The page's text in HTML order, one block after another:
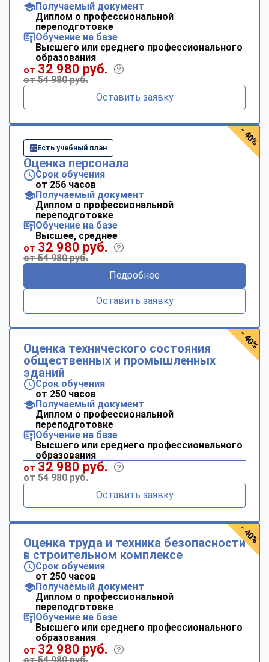
Получаемый документ
Диплом о профессиональной
переподготовке
Обучение на базе
Высшего или среднего профессионального
образования
от 32 980 руб.
от 54 980 руб.
Оставить заявку
Есть учебный план
Оценка персонала
Срок обучения
от 256 часов
Получаемый документ
Диплом о профессиональной
переподготовке
Обучение на базе
Высшее, среднее
от 32 980 руб.
от 54 980 руб.
Подробнее
Оставить заявку
- 40%
Оценка технического состояния
общественных и промышленных
зданий
Срок обучения
от 250 часов
Получаемый документ
Диплом о профессиональной
переподготовке
Обучение на базе
Высшего или среднего профессионального
образования
от 32 980 руб.
от 54 980 руб.
Оставить заявку
- 40%
Оценка труда и техника безопасности
в строительном комплексе
Срок обучения
от 250 часов
Получаемый документ
Диплом о профессиональной
переподготовке
Обучение на базе
Высшего или среднего профессионального
образования
от 32 980 руб.
- 40%